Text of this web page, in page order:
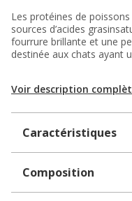
Les protéines de
sources d’acides
fourrure brillante et une
destinée aux chats ayant
Voir description
Caractéristiques
Composition